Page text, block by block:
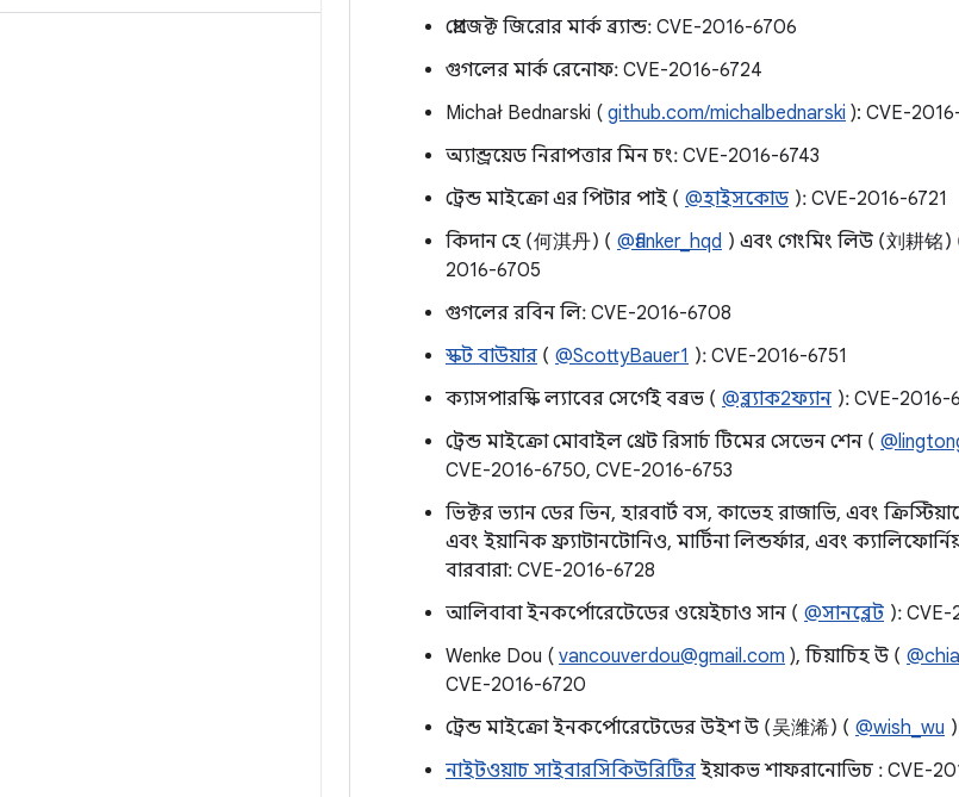
প্রোজেক্ট জিরোর মার্ক ব্র্যান্ড: CVE-2016-6706
গুগলের মার্ক রেনোফ: CVE-2016-6724
Michał Bednarski ( github.com/michalbednarski ): CVE-
অ্যান্ড্রয়েড নিরাপত্তার মিন চং: CVE-2016-6743
ট্রেন্ড মাইক্রো এর পিটার পাই ( @হাইসকোড ): CVE-2016-6721
কিদান হে (何淇丹) ( @flanker_hqd ) এবং গেংমিং লিউ (刘耕铭)
2016-6705
গুগলের রবিন লি: CVE-2016-6708
স্কট বাউয়ার ( @ScottyBauer1 ): CVE-2016-6751
ক্যাসপারস্কি ল্যাবের সের্গেই বব্রভ ( @ব্ল্যাক2ফ্যান ): CVE-2016-
ট্রেন্ড মাইক্রো মোবাইল থ্রেট রিসার্চ টিমের সেভেন শেন (
CVE-2016-6750, CVE-2016-6753
ভিক্টর ভ্যান ডের ভিন, হারবার্ট বস, কাভেহ রাজাভি, এবং
এবং ইয়ানিক ফ্র্যাটানটোনিও, মার্টিনা লিন্ডর্ফার, এবং
বারবারা: CVE-2016-6728
আলিবাবা ইনকর্পোরেটেডের ওয়েইচাও সান ( @সানব্লেট ): CVE-
Wenke Dou ( vancouverdou@gmail.com ), চিয়াচিহ উ (
CVE-2016-6720
ট্রেন্ড মাইক্রো ইনকর্পোরেটেডের উইশ উ (吴潍浠) ( @wish_wu
নাইটওয়াচ সাইবারসিকিউরিটির ইয়াকভ শাফরানোভিচ : CVE-